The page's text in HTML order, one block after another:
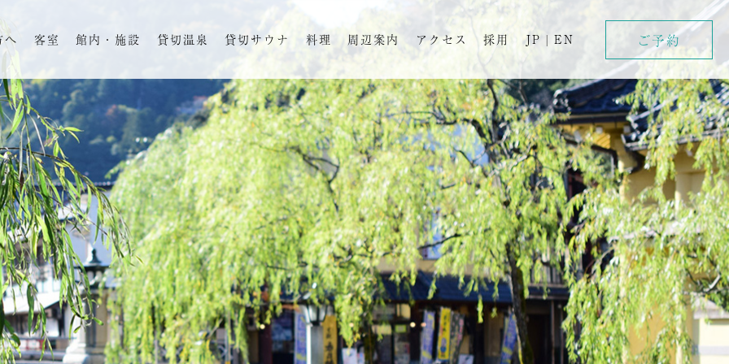
へ 客室 館内・施設 貸切温泉 貸切サウナ 料理 周辺案内 アクセス 採用 JP | EN ご予約